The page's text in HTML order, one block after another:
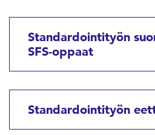
Standardointityön
SFS-oppaat
Standardointityön